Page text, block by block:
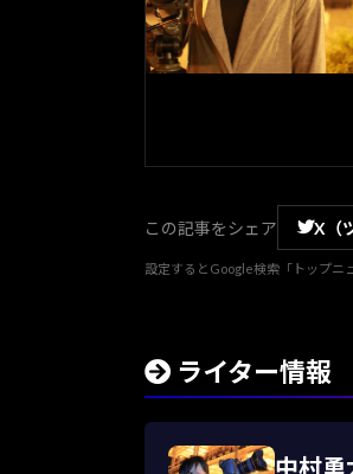
この記事をシェア X（
設定するとGoogle検索「トップニ
ライター情報
中村勇